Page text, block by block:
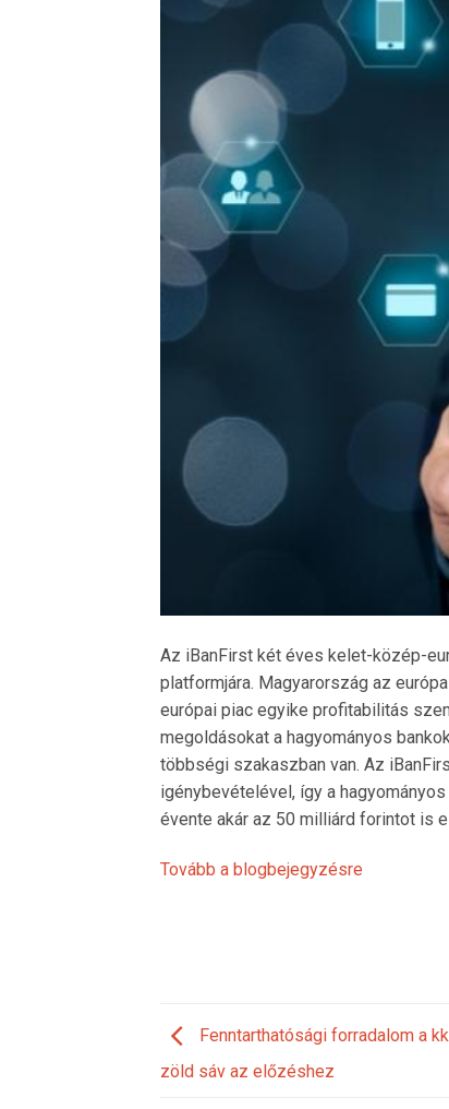
Az iBanFirst két éves kelet-közép-
platformjára. Magyarország az
európai piac egyike profitabilitás
megoldásokat a hagyományos
többségi szakaszban van. Az
igénybevételével, így a
évente akár az 50 milliárd forintot is
Tovább a blogbejegyzésre
Fenntarthatósági forradalom a
zöld sáv az előzéshez